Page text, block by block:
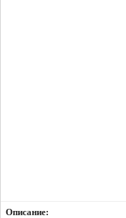
Описание: